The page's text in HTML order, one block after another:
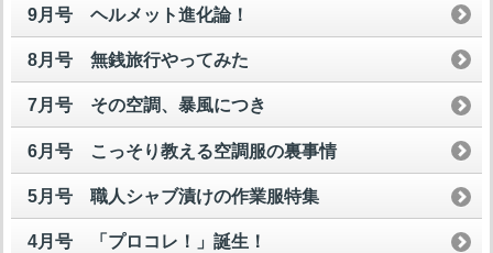
9月号 ヘルメット進化論！
8月号 無銭旅行やってみた
7月号 その空調、暴風につき
6月号 こっそり教える空調服の裏事情
5月号 職人シャブ漬けの作業服特集
4月号 「プロコレ！」誕生！